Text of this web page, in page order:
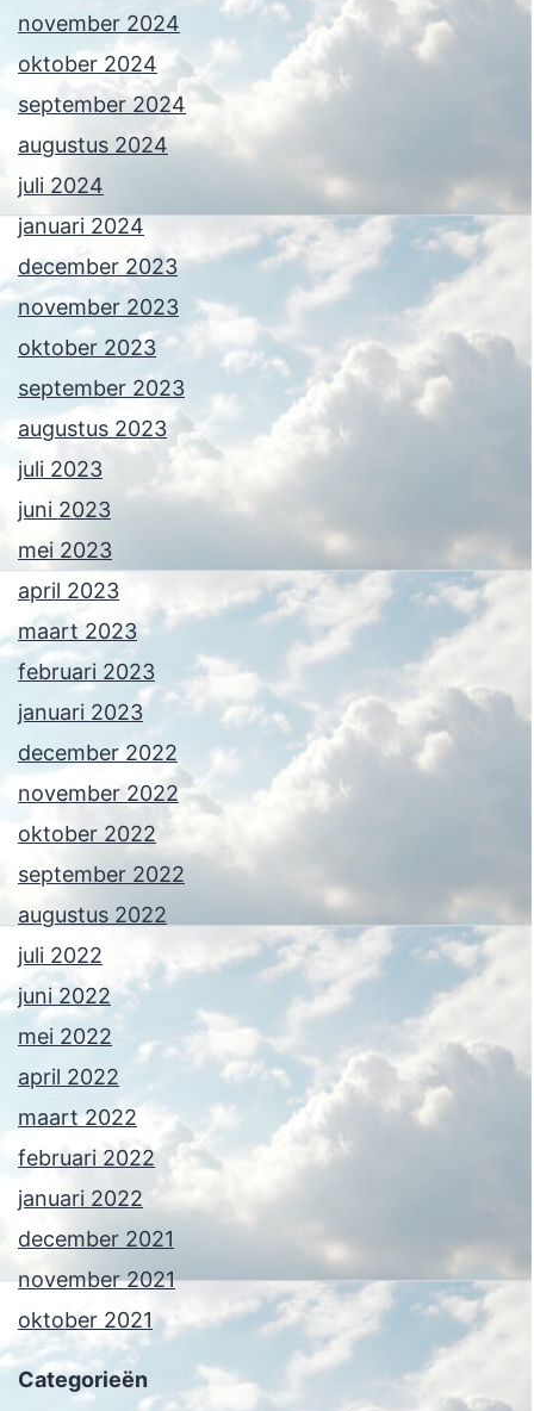
november 2024
oktober 2024
september 2024
augustus 2024
juli 2024
januari 2024
december 2023
november 2023
oktober 2023
september 2023
augustus 2023
juli 2023
juni 2023
mei 2023
april 2023
maart 2023
februari 2023
januari 2023
december 2022
november 2022
oktober 2022
september 2022
augustus 2022
juli 2022
juni 2022
mei 2022
april 2022
maart 2022
februari 2022
januari 2022
december 2021
november 2021
oktober 2021
Categorieën